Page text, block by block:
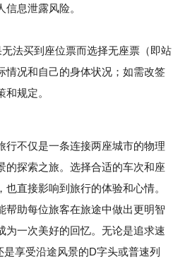
息泄露风险。
买到座位票而选择无座票（即站
情况和自己的身体状况；如需改签
规定。
行不仅是一条连接两座城市的物理
的探索之旅。选择合适的车次和座
直接影响到旅行的体验和心情。
帮助每位旅客在旅途中做出更明智
为一次美好的回忆。无论是追求速
享受沿途风景的D字头或普速列